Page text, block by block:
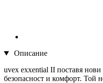
Описание
uvex exxential II поставя
безопасност и комфорт. Той